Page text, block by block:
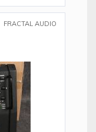
FRACTAL AUDIO